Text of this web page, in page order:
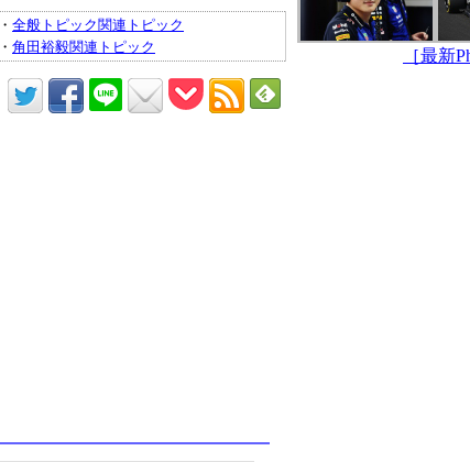
・ 全般トピック関連トピック
・ 角田裕毅関連トピック ［最新